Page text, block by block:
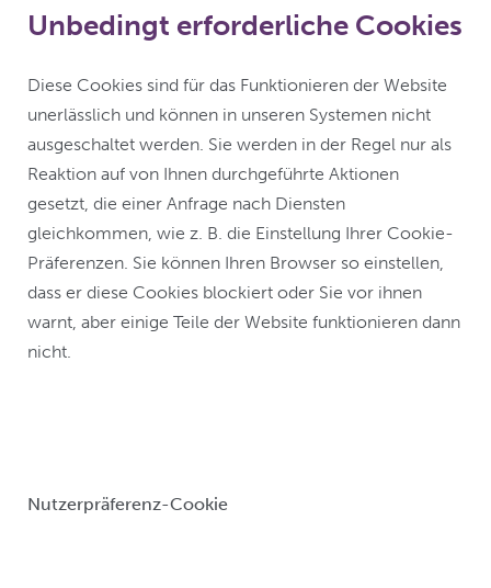
Unbedingt erforderliche Cookies
Diese Cookies sind für das Funktionieren der Website
unerlässlich und können in unseren Systemen nicht
ausgeschaltet werden. Sie werden in der Regel nur als
Reaktion auf von Ihnen durchgeführte Aktionen
gesetzt, die einer Anfrage nach Diensten
gleichkommen, wie z. B. die Einstellung Ihrer Cookie-
Präferenzen. Sie können Ihren Browser so einstellen,
dass er diese Cookies blockiert oder Sie vor ihnen
warnt, aber einige Teile der Website funktionieren dann
nicht.
Nutzerpräferenz-Cookie